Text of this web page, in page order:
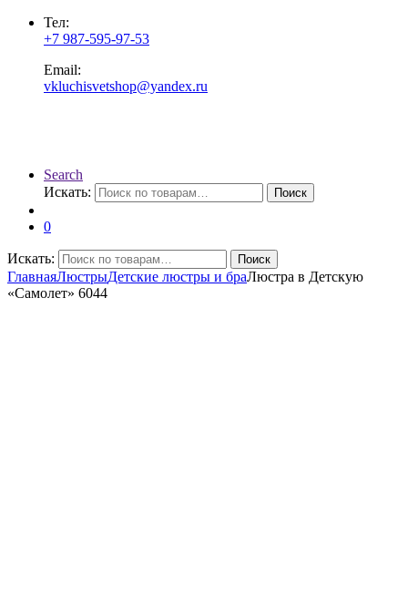
Тел:
+7 987-595-97-53
Email:
vkluchisvetshop@yandex.ru
Search
Искать:
Поиск
0
Искать: Поиск
ГлавнаяЛюстрыДетские люстры и браЛюстра в Детскую
«Самолет» 6044